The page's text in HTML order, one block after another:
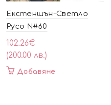
Екстеншън-Светло
Русо N#60
102.26€
(200.00 лв.)
Добавяне